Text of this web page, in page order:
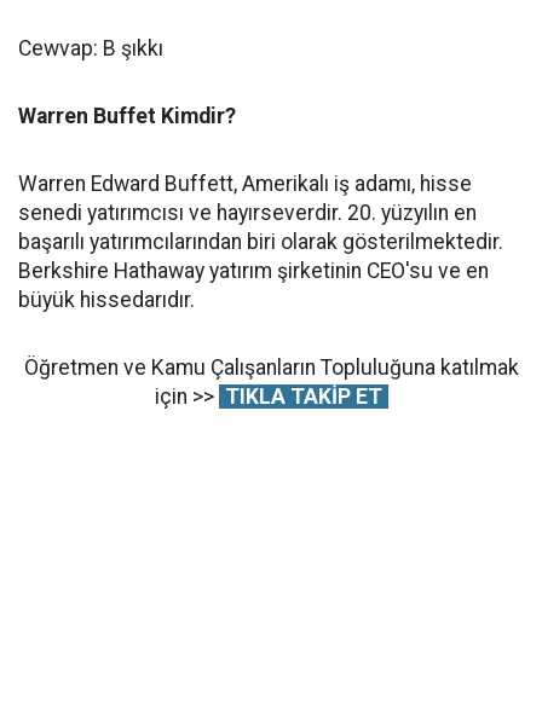
Cewvap: B şıkkı
Warren Buffet Kimdir?
Warren Edward Buffett, Amerikalı iş adamı, hisse
senedi yatırımcısı ve hayırseverdir. 20. yüzyılın en
başarılı yatırımcılarından biri olarak gösterilmektedir.
Berkshire Hathaway yatırım şirketinin CEO'su ve en
büyük hissedarıdır.
Öğretmen ve Kamu Çalışanların Topluluğuna katılmak
için >> TIKLA TAKİP ET